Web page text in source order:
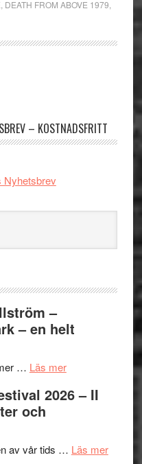
DEATH FROM ABOVE 1979
– KOSTNADSFRITT
Nyhetsbrev
–
– en helt
… Läs merom
Håkan
Huskvarna
2026 – II
och
av vår tids … Läs merom